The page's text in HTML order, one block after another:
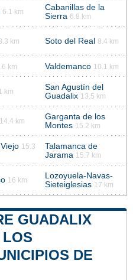
6.1 km
Cabanillas de la
Sierra 6.8 km
km Soto del Real 8.4 km
km Valdemanco 10.1 km
km
San Agustín del
Guadalix 13.5 km
14.4 km
Garganta de los
Montes 15.2 km
15.3
Talamanca de
Jarama 15.7 km
16 km
Lozoyuela-Navas-
Sieteiglesias 17 km
GUADALIX
DE